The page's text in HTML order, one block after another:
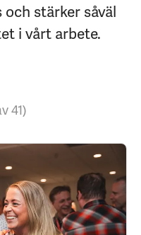
och stärker såväl
i vårt arbete.
41)